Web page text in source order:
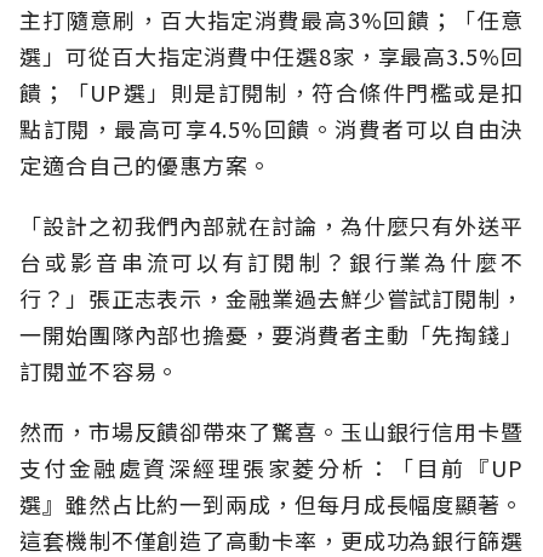
主打隨意刷，百大指定消費最高3%回饋；「任意
選」可從百大指定消費中任選8家，享最高3.5%回
饋；「UP選」則是訂閱制，符合條件門檻或是扣
點訂閱，最高可享4.5%回饋。消費者可以自由決
定適合自己的優惠方案。
「設計之初我們內部就在討論，為什麼只有外送平
台或影音串流可以有訂閱制？銀行業為什麼不
行？」張正志表示，金融業過去鮮少嘗試訂閱制，
一開始團隊內部也擔憂，要消費者主動「先掏錢」
訂閱並不容易。
然而，市場反饋卻帶來了驚喜。玉山銀行信用卡暨
支付金融處資深經理張家菱分析：「目前『UP
選』雖然占比約一到兩成，但每月成長幅度顯著。
這套機制不僅創造了高動卡率，更成功為銀行篩選